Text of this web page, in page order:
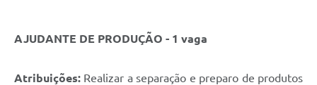
AJUDANTE DE PRODUÇÃO - 1 vaga
Atribuições: Realizar a separação e preparo de produtos